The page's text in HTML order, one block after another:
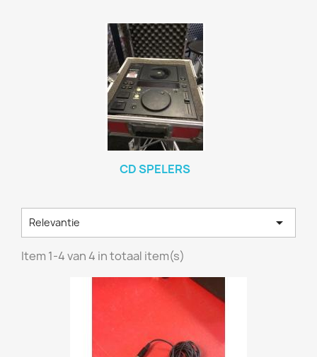
CD SPELERS
Relevantie 
Item 1-4 van 4 in totaal item(s)